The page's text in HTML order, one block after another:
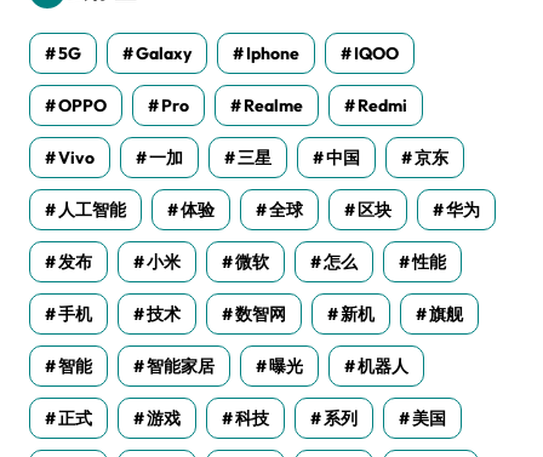
5G Galaxy Iphone IQOO
OPPO Pro Realme Redmi
Vivo 一加 三星 中国 京东
人工智能 体验 全球 区块 华为
发布 小米 微软 怎么 性能
手机 技术 数智网 新机 旗舰
智能 智能家居 曝光 机器人
正式 游戏 科技 系列 美国